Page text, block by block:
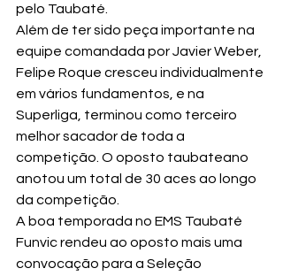
pelo Taubaté.
Além de ter sido peça importante na
equipe comandada por Javier Weber,
Felipe Roque cresceu individualmente
em vários fundamentos, e na
Superliga, terminou como terceiro
melhor sacador de toda a
competição. O oposto taubateano
anotou um total de 30 aces ao longo
da competição.
A boa temporada no EMS Taubaté
Funvic rendeu ao oposto mais uma
convocação para a Seleção